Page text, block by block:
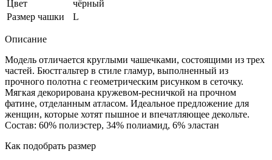
Цвет
чёрный
Размер чашки
L
Описание
Модель отличается круглыми чашечками, состоящими из трех
частей. Бюстгальтер в стиле гламур, выполненный из
прочного полотна с геометрическим рисунком в сеточку.
Мягкая декорирована кружевом-ресничкой на прочном
фатине, отделанным атласом. Идеальное предложение для
женщин, которые хотят пышное и впечатляющее декольте.
Состав: 60% полиэстер, 34% полиамид, 6% эластан
Как подобрать размер